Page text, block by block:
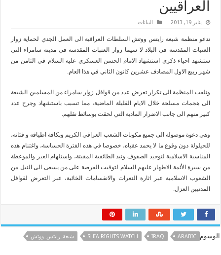
العراقيين
يناير 19, 2013 البیانات
تدعو منظمة شيعة رايتس ووتش السلطات العراقية الى العمل الجدي لحماية زوار
العتبات المقدسة في البلاد لا سيما زوار العتبات المقدسة في مدينة سامراء التي
ستشهد احياء ذكرى استشهاد الامام الحسن العسكري عليه السلام في الثامن من
شهر ربيع الاول المصادف عشرين كانون الثاني في هذا العام.
وتلفت المنظمة الى تكرار تعرض عدد من قوافل زوار سامراء من المسلمين الشيعة
الى هجمات مسلحة خلال الايام القليلة الماضية، مما تسبب باستشهاد وجرح عدد
كبير منهم الى جانب الاضرار المادية التي لحقت بوسائط نقلهم.
وهي دعوة موصولة الى جميع مكونات الشعب العراقي الكريم وبكافة اطيافه و فئاته،
للحيلولة دون وقوع ما لا يحمد عقباه، خصوصا في هذه الفترة الحساسة، واغتنام هذه
المناسبة الاسلامية لتوحيد الصفوف ونبذ الطائفية المقيتة، واستلهام العبر والموعظة
من سيرة الأئمة الاطهار عليهم السلام لتوفيت الفرصة على من يسعى الى النيل من
الشعوب الاسلامية عبر اثارة النعرات والانقسامات الخائبة، عبر التعرض لقوافل
المدنيين العزل.
الوسوم ARABIC
IRAQ
SHIA RIGHTS WATCH شيعة_رايتس_ووتش